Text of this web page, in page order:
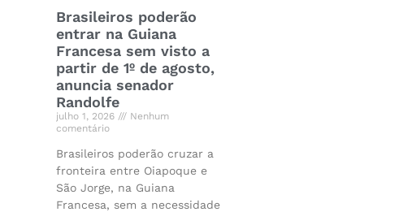
Brasileiros poderão
entrar na Guiana
Francesa sem visto a
partir de 1º de agosto,
anuncia senador
Randolfe
julho 1, 2026
Nenhum
comentário
Brasileiros poderão cruzar a
fronteira entre Oiapoque e
São Jorge, na Guiana
Francesa, sem a necessidade